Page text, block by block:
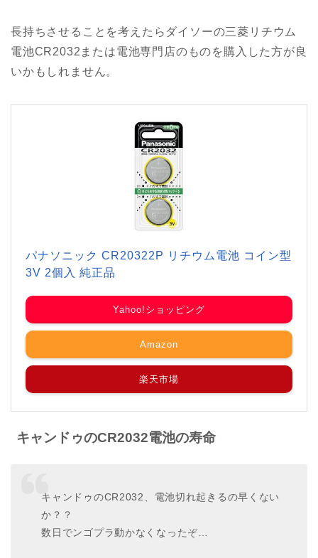
長持ちさせることを考えたらダイソーの三菱リチウム
電池CR2032または電池専門店のものを購入した方が良
いかもしれません。
パナソニック CR20322P リチウム電池 コイン型
3V 2個入 純正品
Yahoo!ショッピング
Amazon
楽天市場
キャンドゥのCR2032電池の寿命
キャンドゥのCR2032、電池切れ起きるの早くない
か？？
数日でンゴプラ動かなくなったぞ…